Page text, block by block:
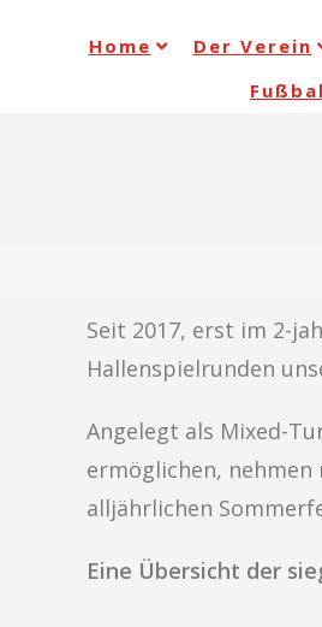
Home Der Verein
Seit 2017, erst im 2-
Hallenspielrunden
Angelegt als Mixed-
ermöglichen,
alljährlichen
Eine Übersicht der